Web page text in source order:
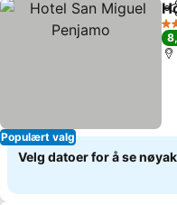
Populært valg
3
Velg datoer for å se